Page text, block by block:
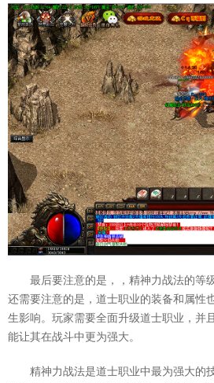
最后要注意的是，，精神力战法的等
还需要注意的是，道士职业的装备和属性
生影响。玩家需要全面升级道士职业，并
能让其在战斗中更为强大。
精神力战法是道士职业中最为强大的